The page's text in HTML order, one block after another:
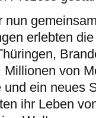
erlebten
von
ein neues
ihr Leben